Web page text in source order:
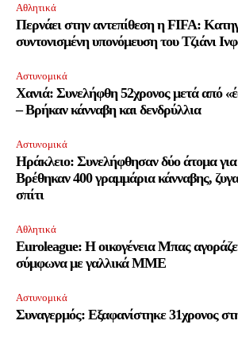
Έχω διαβάσει και αποδέχομαι τηνΠολιτική
32,111
Ακόλουθοι
32,214
Ακόλουθοι
Αθλητικά
Περνάει στην αντεπίθεση η FIFA:
συντονισμένη υπονόμευση του Τζιάνι
Αστυνομικά
Χανιά: Συνελήφθη 52χρονος μετά από
– Βρήκαν κάνναβη και δενδρύλλια
Αστυνομικά
Ηράκλειο: Συνελήφθησαν δύο άτομα
Βρέθηκαν 400 γραμμάρια κάνναβης,
σπίτι
Αθλητικά
Euroleague: Η οικογένεια Μπας
σύμφωνα με γαλλικά ΜΜΕ
Αστυνομικά
Συναγερμός: Εξαφανίστηκε 31χρονος